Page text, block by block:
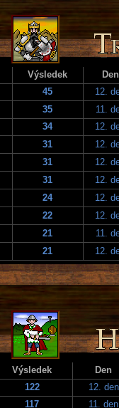
Výsledek
Den
45
12.
35
11.
34
12.
31
12.
31
12.
31
12.
24
12.
22
12.
21
11.
21 12.
Výsledek
Den
122
12. den
117
11. den